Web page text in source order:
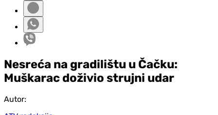
Nesreća na gradilištu u Čačku:
Muškarac doživio strujni udar
Autor: